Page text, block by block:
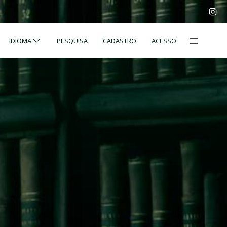
IDIOMA PESQUISA CADASTRO ACESSO